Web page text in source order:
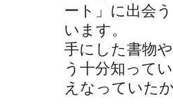
ート」に出会
います。
手にした書物
う十分知って
えなっていた